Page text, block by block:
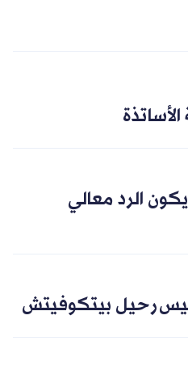
الرد معالي
رحيل بيتكوفيتش